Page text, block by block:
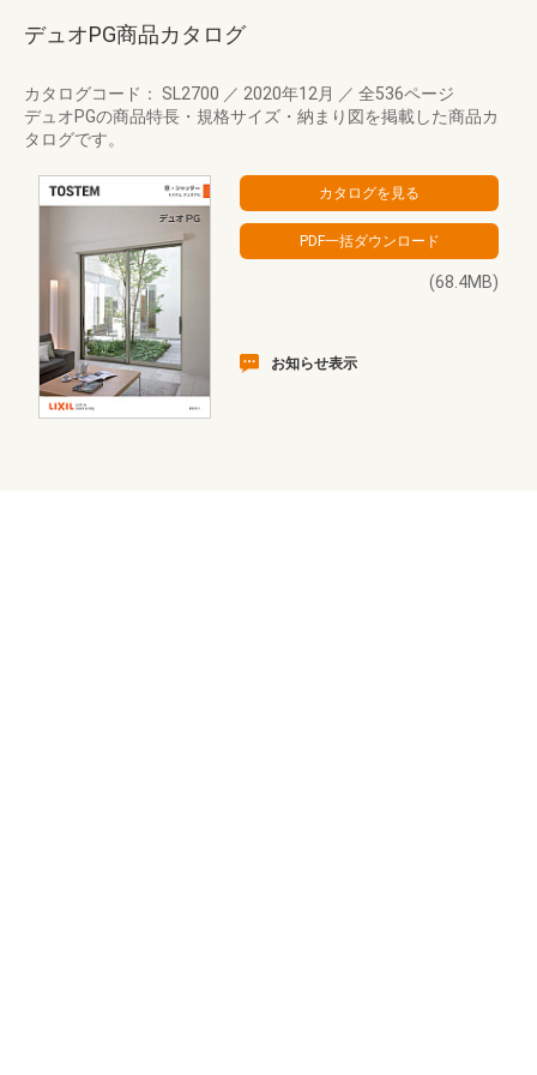
デュオPG商品カタログ
カタログコード： SL2700 ／ 2020年12月 ／ 全536ページ
デュオPGの商品特長・規格サイズ・納まり図を掲載した商品カ
タログです。
(68.4MB)
お知らせ表示